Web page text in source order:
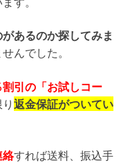
あるのか探してみま
んでした。
引の「お試しコー
返金保証がついてい
絡すれば送料、振込手